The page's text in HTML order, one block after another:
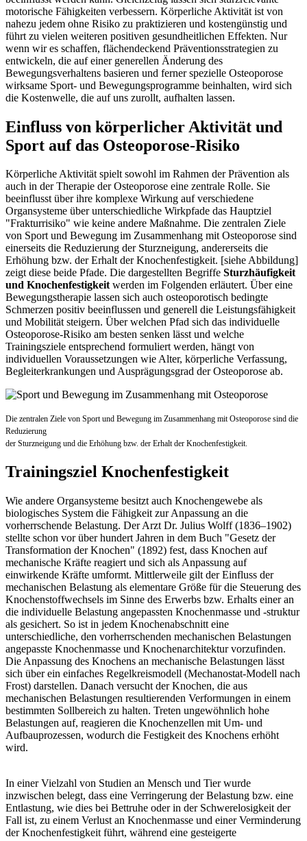
motorische Fähigkeiten verbessern. Körperliche Aktivität ist von
nahezu jedem ohne Risiko zu praktizieren und kostengünstig und
führt zu vielen weiteren positiven gesundheitlichen Effekten. Nur
wenn wir es schaffen, flächendeckend Präventionsstrategien zu
entwickeln, die auf einer generellen Änderung des
Bewegungsverhaltens basieren und ferner spezielle Osteoporose
wirksame Sport- und Bewegungsprogramme beinhalten, wird sich
die Kostenwelle, die auf uns zurollt, aufhalten lassen.
Einfluss von körperlicher Aktivität und
Sport auf das Osteoporose-Risiko
Körperliche Aktivität spielt sowohl im Rahmen der Prävention als
auch in der Therapie der Osteoporose eine zentrale Rolle. Sie
beeinflusst über ihre komplexe Wirkung auf verschiedene
Organsysteme über unterschiedliche Wirkpfade das Hauptziel
"Frakturrisiko" wie keine andere Maßnahme. Die zentralen Ziele
von Sport und Bewegung im Zusammenhang mit Osteoporose sind
einerseits die Reduzierung der Sturzneigung, andererseits die
Erhöhung bzw. der Erhalt der Knochenfestigkeit. [siehe Abbildung]
zeigt diese beide Pfade. Die dargestellten Begriffe Sturzhäufigkeit
und Knochenfestigkeitwerden im Folgenden erläutert. Über eine
Bewegungstherapie lassen sich auch osteoporotisch bedingte
Schmerzen positiv beeinflussen und generell die Leistungsfähigkeit
und Mobilität steigern. Über welchen Pfad sich das individuelle
Osteoporose-Risiko am besten senken lässt und welche
Trainingsziele entsprechend formuliert werden, hängt von
individuellen Voraussetzungen wie Alter, körperliche Verfassung,
Begleiterkrankungen und Ausprägungsgrad der Osteoporose ab.
Die zentralen Ziele von Sport und Bewegung im Zusammenhang mit Osteoporose sind die
Reduzierung
der Sturzneigung und die Erhöhung bzw. der Erhalt der Knochenfestigkeit.
Trainingsziel Knochenfestigkeit
Wie andere Organsysteme besitzt auch Knochengewebe als
biologisches System die Fähigkeit zur Anpassung an die
vorherrschende Belastung. Der Arzt Dr. Julius Wolff (1836–1902)
stellte schon vor über hundert Jahren in dem Buch "Gesetz der
Transformation der Knochen" (1892) fest, dass Knochen auf
mechanische Kräfte reagiert und sich als Anpassung auf
einwirkende Kräfte umformt. Mittlerweile gilt der Einfluss der
mechanischen Belastung als elementare Größe für die Steuerung des
Knochenstoffwechsels im Sinne des Erwerbs bzw. Erhalts einer an
die individuelle Belastung angepassten Knochenmasse und -struktur
als gesichert. So ist in jedem Knochenabschnitt eine
unterschiedliche, den vorherrschenden mechanischen Belastungen
angepasste Knochenmasse und Knochenarchitektur vorzufinden.
Die Anpassung des Knochens an mechanische Belastungen lässt
sich über ein einfaches Regelkreismodell (Mechanostat-Modell nach
Frost) darstellen. Danach versucht der Knochen, die aus
mechanischen Belastungen resultierenden Verformungen in einem
bestimmten Sollbereich zu halten. Treten ungewöhnlich hohe
Belastungen auf, reagieren die Knochenzellen mit Um- und
Aufbauprozessen, wodurch die Festigkeit des Knochens erhöht
wird.
In einer Vielzahl von Studien an Mensch und Tier wurde
inzwischen belegt, dass eine Verringerung der Belastung bzw. eine
Entlastung, wie dies bei Bettruhe oder in der Schwerelosigkeit der
Fall ist, zu einem Verlust an Knochenmasse und einer Verminderung
der Knochenfestigkeit führt, während eine gesteigerte